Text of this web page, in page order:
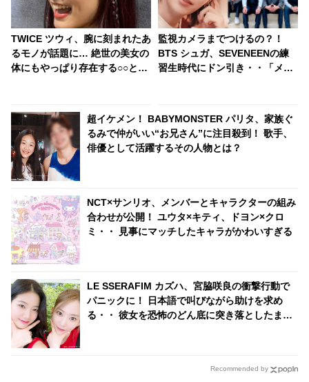
TWICE ツウィ、腕に刻まれたあ
るモノが話題に… 絶世の美女の
体にもやっぱり存在する○○と
監視カメラまでつけるの？！
BTS シュガ、SEVENEENの練
習生時代にドン引き・・「メロ
超イケメン！ BABYMONSTER パリタ、家族ぐ
るみで仲がいい“お兄さん”に注目殺到！ 歌手、
俳優として活躍するその人物とは？
NCT×サンリオ、メンバーとキャラクターの組み
合わせが公開！ ユウタ×キティ、ドヨン×クロ
ミ・・ 見事にマッチしたキャラがかわいすぎる
LE SSERAFIM カズハ、宮脇咲良の衝撃行動で
パニックに！ 日本語で叫びながら助けを求め
る・・ 彼女を恐怖のどん底に突き落としたまさ
Recommended by